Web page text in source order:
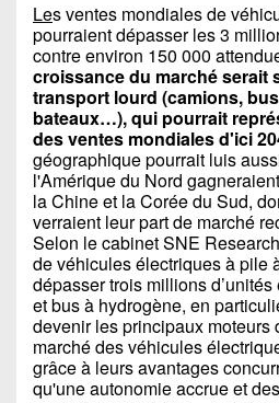
Les ventes mondiales de
pourraient dépasser les 3
contre environ 150 000
croissance du marché serait
transport lourd (camions,
bateaux…), qui pourrait
des ventes mondiales d'ici
géographique pourrait luis
l'Amérique du Nord
la Chine et la Corée du Sud,
verraient leur part de marché
Selon le cabinet SNE
de véhicules électriques à pile
dépasser trois millions
et bus à hydrogène, en
devenir les principaux moteurs
marché des véhicules
grâce à leurs avantages
qu'une autonomie accrue et